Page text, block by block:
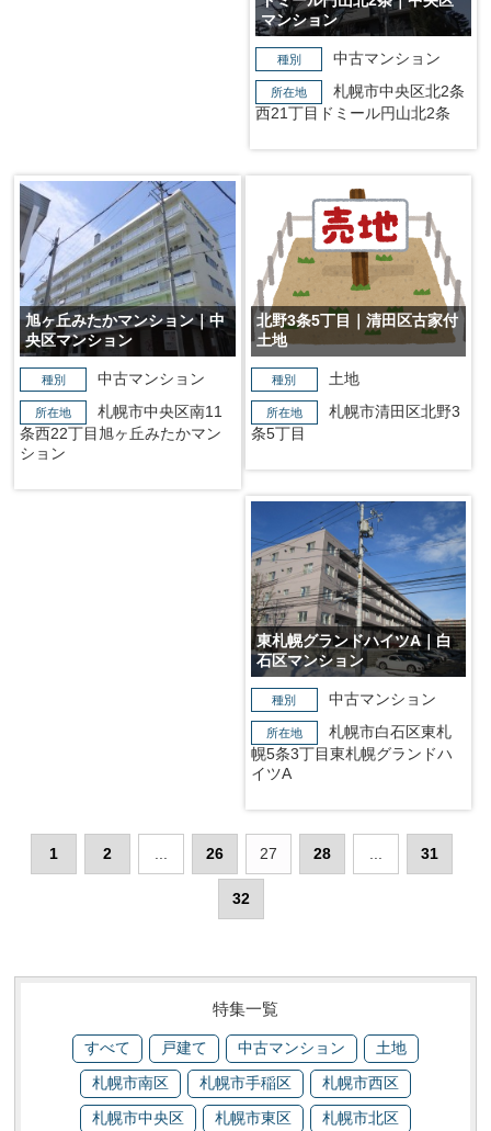
マンション
種別 中古マンション
所在地
札幌市中央区北2条
西21丁目ドミール円山北2条
旭ヶ丘みたかマンション｜中
央区マンション
種別 中古マンション
所在地
札幌市中央区南11
条西22丁目旭ヶ丘みたかマン
ション
北野3条5丁目｜清田区古家付
土地
種別 土地
所在地
札幌市清田区北野3
条5丁目
東札幌グランドハイツA｜白
石区マンション
種別 中古マンション
所在地
札幌市白石区東札
幌5条3丁目東札幌グランドハ
イツA
1 2 ... 26 27 28 ... 31
32
特集一覧
すべて 戸建て 中古マンション
土地
札幌市南区
札幌市手稲区
札幌市西区
札幌市中央区
札幌市東区
札幌市北区